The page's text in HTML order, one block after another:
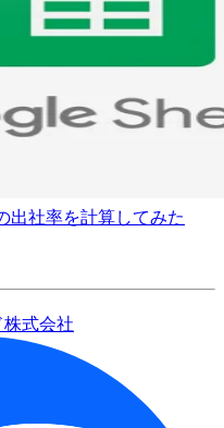
出社率を計算してみた
式会社